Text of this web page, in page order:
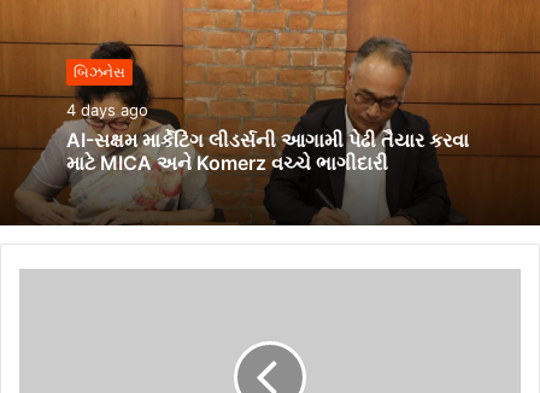
બિઝનેસ
4 days ago
AI-સક્ષમ માર્કેટિંગ લીડર્સની આગામી પેઢી તૈયાર કરવા
માટે MICA અને Komerz વચ્ચે ભાગીદારી